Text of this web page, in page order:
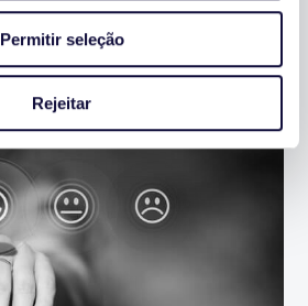
Permitir seleção
Rejeitar